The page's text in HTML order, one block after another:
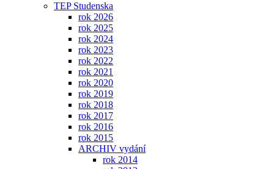
TEP Studenska
rok 2026
rok 2025
rok 2024
rok 2023
rok 2022
rok 2021
rok 2020
rok 2019
rok 2018
rok 2017
rok 2016
rok 2015
ARCHIV vydání
rok 2014